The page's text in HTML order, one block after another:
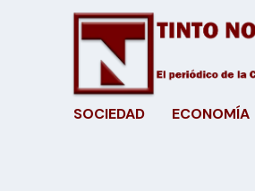
SOCIEDAD ECONOMÍA